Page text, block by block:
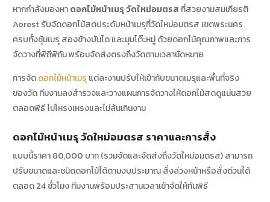
หากกำลังมองหาดอกไม้หน้าเมรุ วัดใหม่อมตรส ที่สวยงามสมเกียรติ
Aorest รับจัดดอกไม้สดประดับหน้าเมรุที่วัดใหม่อมตรส เขตพระนคร
ครบทั้งซุ้มเมรุ สองข้างบันได และมุมโต๊ะหมู่ ด้วยดอกไม้คุณภาพและการ
จัดวางที่พิถีพิถัน พร้อมจัดส่งตรงถึงวัดตามเวลานัดหมาย
การจัดดอกไม้หน้าเมรุ แต่ละงานปรับให้เข้ากับขนาดเมรุและพื้นที่จริง
ของวัด ทีมงานลงสำรวจและวางแผนการจัดวางให้ดอกไม้สดดูแน่นสวย
ตลอดพิธี ไม่โหรงเหรงและไม่ล้นเกินงาม
ดอกไม้หน้าเมรุ วัดใหม่อมตรส ราคาและการสั่ง
แบบนี้ราคา 80,000 บาท (รวมจัดและจัดส่งถึงวัดใหม่อมตรส) สามารถ
ปรับขนาดและชนิดดอกไม้ได้ตามงบประมาณ สั่งล่วงหน้าหรือสั่งด่วนได้
ตลอด 24 ชั่วโมง ทีมงานพร้อมประสานเวลาเข้าจัดให้ทันพิธี